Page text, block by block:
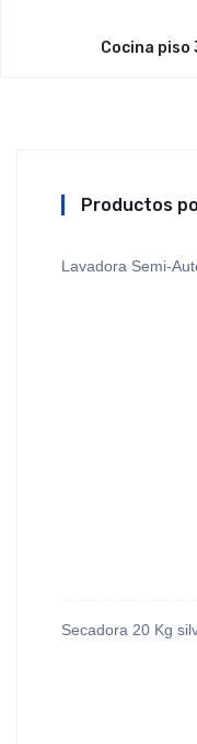
Cocina piso
Productos
Lavadora Semi-
Secadora 20 Kg